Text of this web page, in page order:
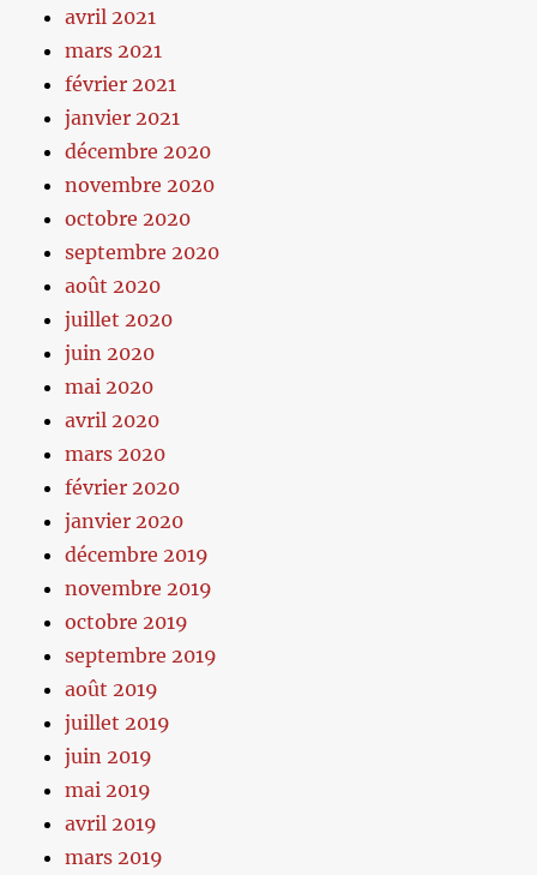
avril 2021
mars 2021
février 2021
janvier 2021
décembre 2020
novembre 2020
octobre 2020
septembre 2020
août 2020
juillet 2020
juin 2020
mai 2020
avril 2020
mars 2020
février 2020
janvier 2020
décembre 2019
novembre 2019
octobre 2019
septembre 2019
août 2019
juillet 2019
juin 2019
mai 2019
avril 2019
mars 2019